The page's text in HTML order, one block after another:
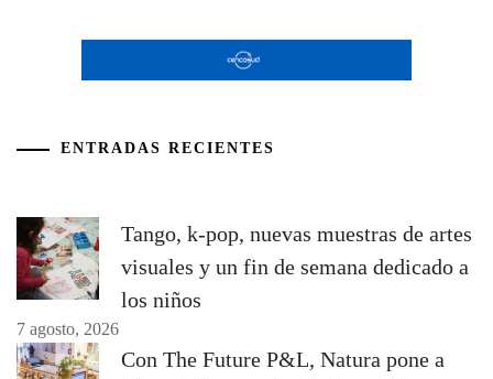
ENTRADAS RECIENTES
Tango, k-pop, nuevas muestras de artes
visuales y un fin de semana dedicado a
los niños
7 agosto, 2026
Con The Future P&L, Natura pone a